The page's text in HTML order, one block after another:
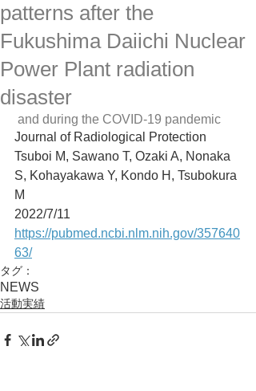
patterns after the
Fukushima Daiichi Nuclear
Power Plant radiation
disaster
and during the COVID-19 pandemic
Journal of Radiological Protection
Tsuboi M, Sawano T, Ozaki A, Nonaka
S, Kohayakawa Y, Kondo H, Tsubokura
M
2022/7/11
https://pubmed.ncbi.nlm.nih.gov/357640
63/
タグ：
NEWS
活動実績